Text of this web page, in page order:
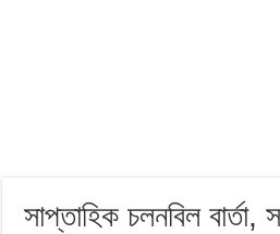
সাপ্তাহিক চলনবিল